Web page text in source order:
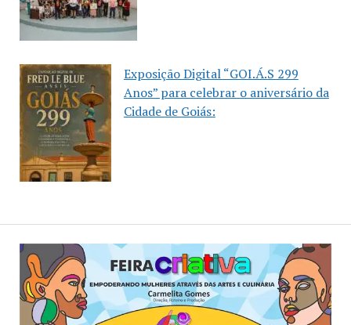
Exposição Digital “GOI.Á.S 299
Anos” para celebrar o aniversário da
Cidade de Goiás: